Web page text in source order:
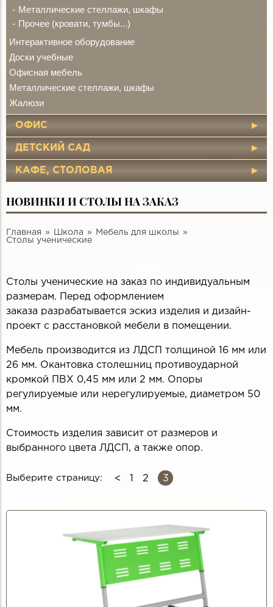
Металлические стеллажи, шкафы
Прочее (кровати, тумбы...)
Интерактивное оборудование
Доски учебные
Офисная мебель
Металлические стеллажи, шкафы
Жалюзи
ОФИС
ДЕТСКИЙ САД
КАФЕ, СТОЛОВАЯ
НОВИНКИ И СТОЛЫ НА ЗАКАЗ
Главная Школа
Мебель для школы
Столы ученические
Столы ученические на заказ по индивидуальным
размерам. Перед оформлением
заказа разрабатывается эскиз изделия и дизайн-
проект с расстановкой мебели в помещении.
Мебель производится из ЛДСП толщиной 16 мм или
26 мм. Окантовка столешниц противоударной
кромкой ПВХ 0,45 мм или 2 мм. Опоры
регулируемые или нерегулируемые, диаметром 50
мм.
Стоимость изделия зависит от размеров и
выбранного цвета ЛДСП, а также опор.
Выберите страницу:
СТРАНИЦЫ
2 3